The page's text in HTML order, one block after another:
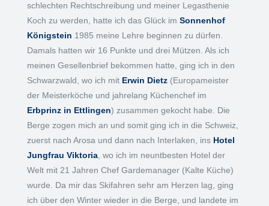
schlechten Rechtschreibung und meiner Legasthenie
Koch zu werden, hatte ich das Glück im Sonnenhof
Königstein 1985 meine Lehre beginnen zu dürfen.
Damals hatten wir 16 Punkte und drei Mützen. Als ich
meinen Gesellenbrief bekommen hatte, ging ich in den
Schwarzwald, wo ich mit Erwin Dietz(Europameister
der Meisterköche und jahrelang Küchenchef im
Erbprinz in Ettlingen) zusammen gekocht habe. Die
Berge zogen mich an und somit ging ich in die Schweiz,
zuerst nach Arosa und dann nach Interlaken, ins Hotel
Jungfrau Viktoria, wo ich im neuntbesten Hotel der
Welt mit 21 Jahren Chef Gardemanager (Kalte Küche)
wurde. Da mir das Skifahren sehr am Herzen lag, ging
ich über den Winter wieder in die Berge, und landete im